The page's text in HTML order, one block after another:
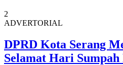
2
ADVERTORIAL
DPRD Kota Serang
Selamat Hari Sumpah